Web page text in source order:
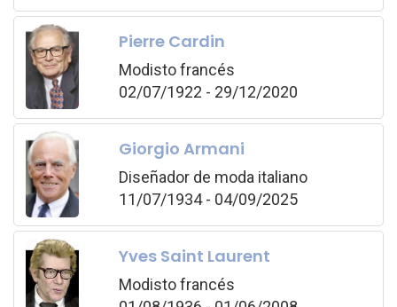
Pierre Cardin
Modisto francés
02/07/1922 - 29/12/2020
Giorgio Armani
Diseñador de moda italiano
11/07/1934 - 04/09/2025
Yves Saint Laurent
Modisto francés